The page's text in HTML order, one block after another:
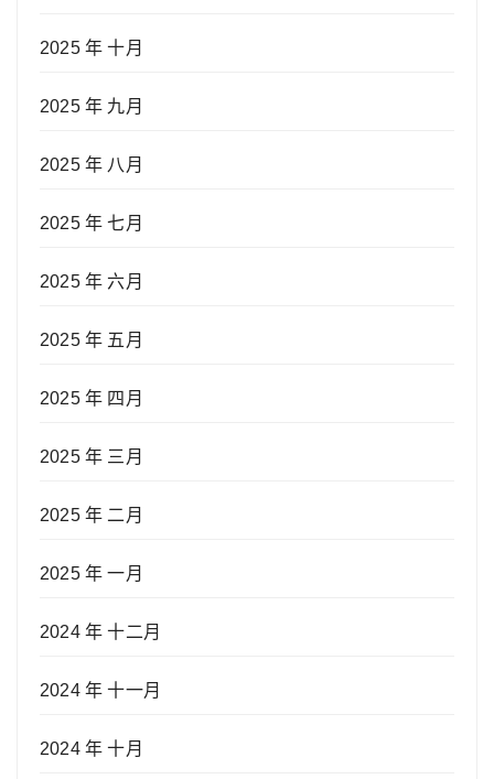
2025 年 十月
2025 年 九月
2025 年 八月
2025 年 七月
2025 年 六月
2025 年 五月
2025 年 四月
2025 年 三月
2025 年 二月
2025 年 一月
2024 年 十二月
2024 年 十一月
2024 年 十月